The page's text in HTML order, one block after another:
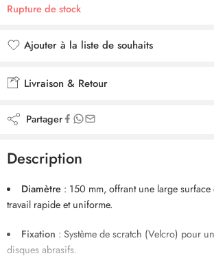
Rupture de stock
Ajouter à la liste de souhaits
Livraison & Retour
Partager
Description
Diamètre: 150 mm, offrant une large surface
travail rapide et uniforme.
Fixation : Système de scratch (Velcro) pour
disques abrasifs.